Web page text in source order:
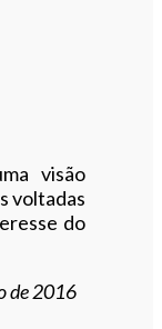
visão
voltadas
do
de 2016